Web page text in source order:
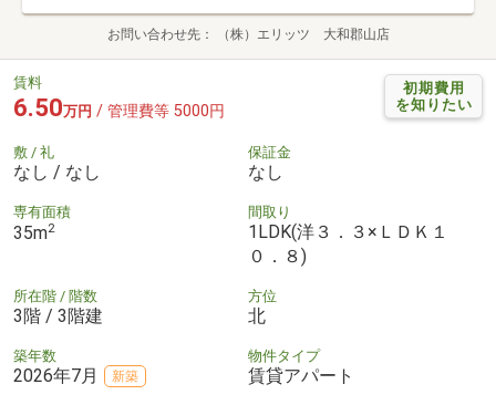
お問い合わせ先 （株）エリッツ 大和郡山店
初期費用
を知りたい
賃料
6.50万円 / 管理費等 5000円
敷 / 礼
なし / なし
保証金
なし
専有面積
35m2
間取り
1LDK(洋３．３×ＬＤＫ１
０．８)
所在階 / 階数
3階 / 3階建
方位
北
築年数
2026年7月 新築
物件タイプ
賃貸アパート